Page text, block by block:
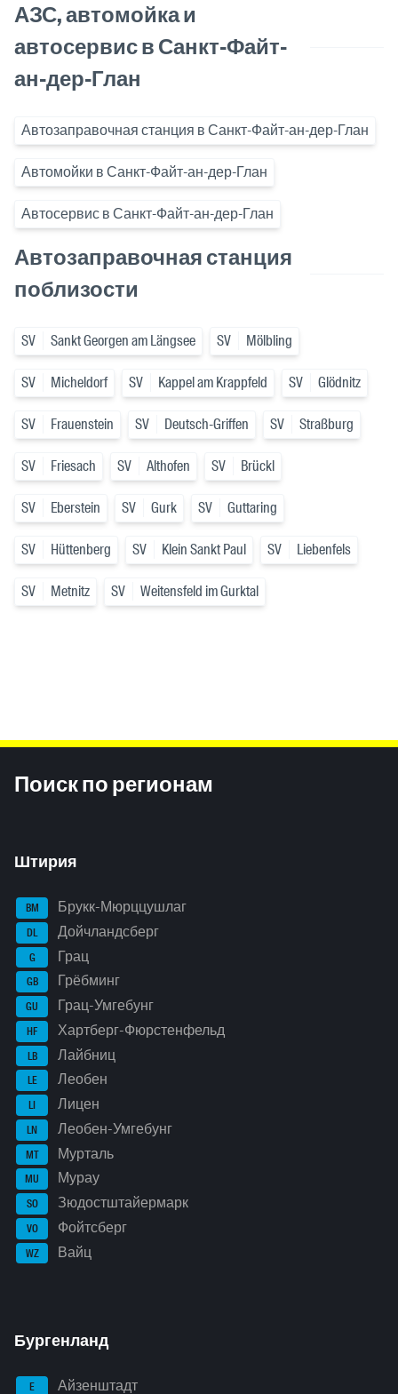
АЗС, автомойка и
автосервис в Санкт-Файт-
ан-дер-Глан
Автозаправочная станция в Санкт-Файт-ан-дер-Глан
Автомойки в Санкт-Файт-ан-дер-Глан
Автосервис в Санкт-Файт-ан-дер-Глан
Автозаправочная станция
поблизости
SV Sankt Georgen am Längsee SV Mölbling
SV Micheldorf SV Kappel am Krappfeld SV Glödnitz
SV Frauenstein SV Deutsch-Griffen SV Straßburg
SV Friesach SV Althofen SV Brückl
SV Eberstein SV Gurk SV Guttaring
SV Hüttenberg SV Klein Sankt Paul SV Liebenfels
SV Metnitz SV Weitensfeld im Gurktal
Поиск по регионам
Штирия
BM Брукк-Мюрццушлаг
DL Дойчландсберг
G Грац
GB Грёбминг
GU Грац-Умгебунг
HF Хартберг-Фюрстенфельд
LB Лайбниц
LE Леобен
LI Лицен
LN Леобен-Умгебунг
MT Мурталь
MU Мурау
SO Зюдостштайермарк
VO Фойтсберг
WZ Вайц
Бургенланд
E Айзенштадт